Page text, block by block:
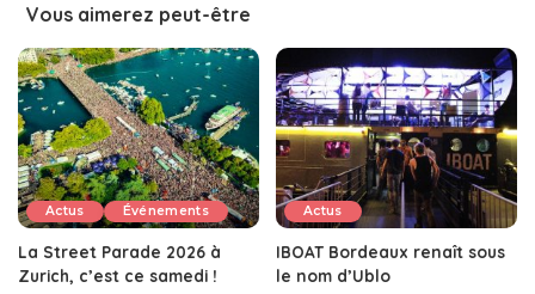
Vous aimerez peut-être
Actus Événements
La Street Parade 2026 à
Zurich, c’est ce samedi !
Actus
IBOAT Bordeaux renaît sous
le nom d’Ublo